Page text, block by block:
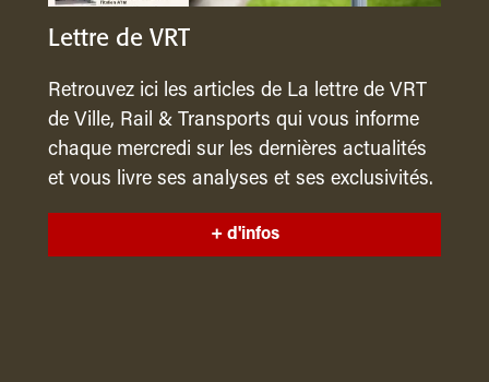
Lettre de VRT
Retrouvez ici les articles de La lettre de VRT
de Ville, Rail & Transports qui vous informe
chaque mercredi sur les dernières actualités
et vous livre ses analyses et ses exclusivités.
+ d'infos